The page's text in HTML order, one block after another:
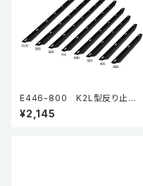
E446-800 K2L型反り止め
金具
¥2,145